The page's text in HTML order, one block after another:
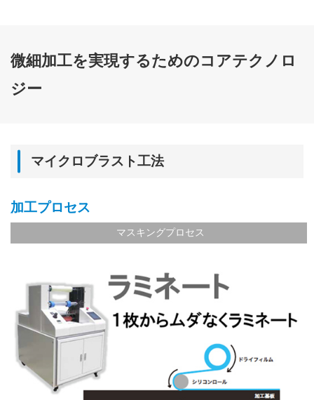
微細加工を実現するためのコアテクノロ
ジー
マイクロブラスト工法
加工プロセス